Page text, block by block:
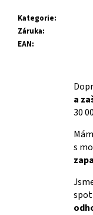
Kategorie:
Záruka:
EAN:
a
30
s